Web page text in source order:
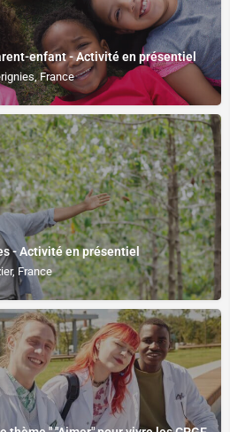
enfant - Activité en présentiel
France
- Activité en présentiel
France